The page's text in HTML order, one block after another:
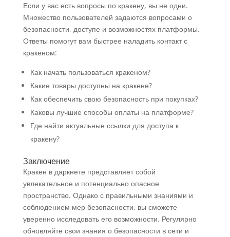
Если у вас есть вопросы по кракену, вы не одни.
Множество пользователей задаются вопросами о
безопасности, доступе и возможностях платформы.
Ответы помогут вам быстрее наладить контакт с
кракеном:
Как начать пользоваться кракеном?
Какие товары доступны на кракене?
Как обеспечить свою безопасность при покупках?
Каковы лучшие способы оплаты на платформе?
Где найти актуальные ссылки для доступа к
кракену?
Заключение
Кракен в даркнете представляет собой
увлекательное и потенциально опасное
пространство. Однако с правильными знаниями и
соблюдением мер безопасности, вы сможете
уверенно исследовать его возможности. Регулярно
обновляйте свои знания о безопасности в сети и